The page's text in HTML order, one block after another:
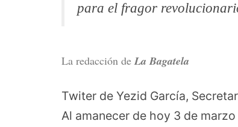
para el fragor
La redacción de La Bagatela
Twiter de Yezid García,
Al amanecer de hoy 3 de